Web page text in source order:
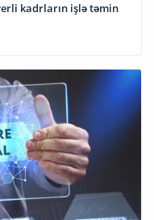
kadrların işlə təmin